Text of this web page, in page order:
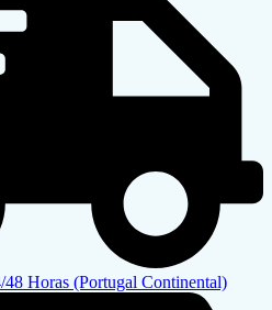
48 Horas (Portugal Continental)